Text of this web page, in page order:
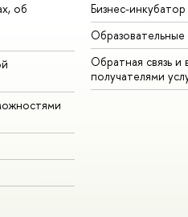
об
Бизнес-
Образовательные
Обратная связь и
получателями